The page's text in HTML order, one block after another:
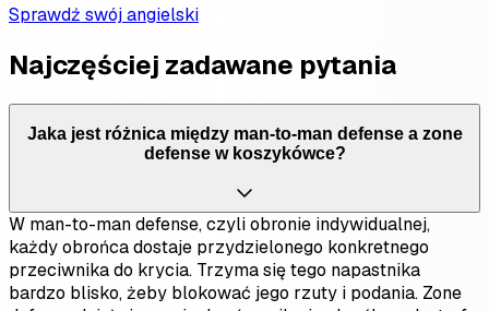
Sprawdź swój angielski
Najczęściej zadawane pytania
Jaka jest różnica między man-to-man defense a zone
defense w koszykówce?
W man-to-man defense, czyli obronie indywidualnej,
każdy obrońca dostaje przydzielonego konkretnego
przeciwnika do krycia. Trzyma się tego napastnika
bardzo blisko, żeby blokować jego rzuty i podania. Zone